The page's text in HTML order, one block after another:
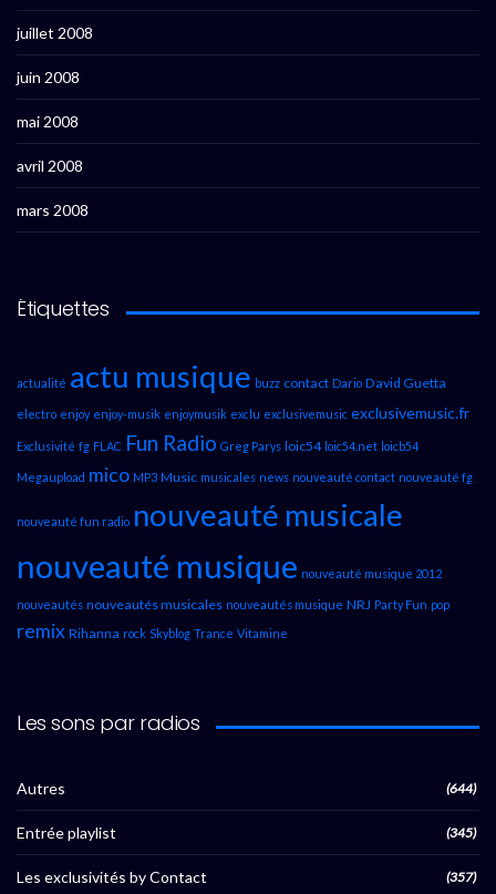
juillet 2008
juin 2008
mai 2008
avril 2008
mars 2008
Étiquettes
actualité actu musique buzz contact Dario David Guetta
electro enjoy enjoy-musik enjoymusik exclu exclusivemusic exclusivemusic.fr
Exclusivité fg FLAC Fun Radio Greg Parys loic54 loic54.net loicb54
Megaupload mico MP3 Music musicales news nouveauté contact nouveauté fg
nouveauté fun radio nouveauté musicale
nouveauté musique nouveauté musique 2012
nouveautés nouveautés musicales nouveautés musique NRJ Party Fun pop
remix Rihanna rock Skyblog Trance Vitamine
Les sons par radios
Autres (644)
Entrée playlist (345)
Les exclusivités by Contact (357)